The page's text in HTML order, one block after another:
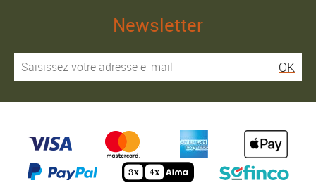
Newsletter
OK